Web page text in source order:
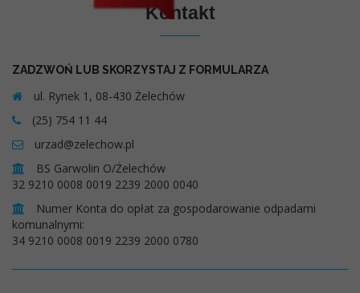
Kontakt
ZADZWOŃ LUB SKORZYSTAJ Z FORMULARZA
ul. Rynek 1, 08-430 Żelechów
(25) 754 11 44
urzad@zelechow.pl
BS Garwolin O/Żelechów
32 9210 0008 0019 2239 2000 0040
Numer Konta do opłat za gospodarowanie odpadami
komunalnymi:
34 9210 0008 0019 2239 2000 0780